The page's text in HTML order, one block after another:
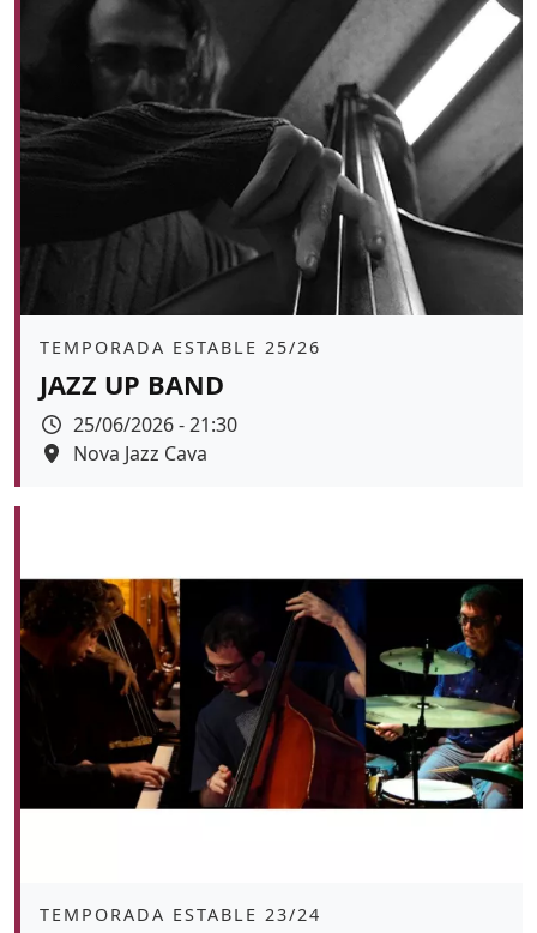
Àmbit
TEMPORADA ESTABLE 25/26
JAZZ UP BAND
Data
25/06/2026 - 21:30
Espai
Nova Jazz Cava
Àmbit
TEMPORADA ESTABLE 23/24